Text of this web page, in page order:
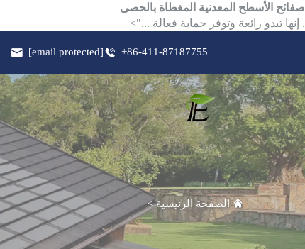
صفائح الأسطح المعدنية المغطاة بالحصى
. إنها تبدو رائعة وتوفر حماية فعالة ...">
+86-411-87187755
[email protected]
الصفحة الرئيسية>